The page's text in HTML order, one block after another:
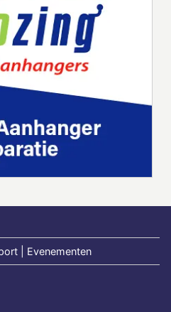
| Evenementen